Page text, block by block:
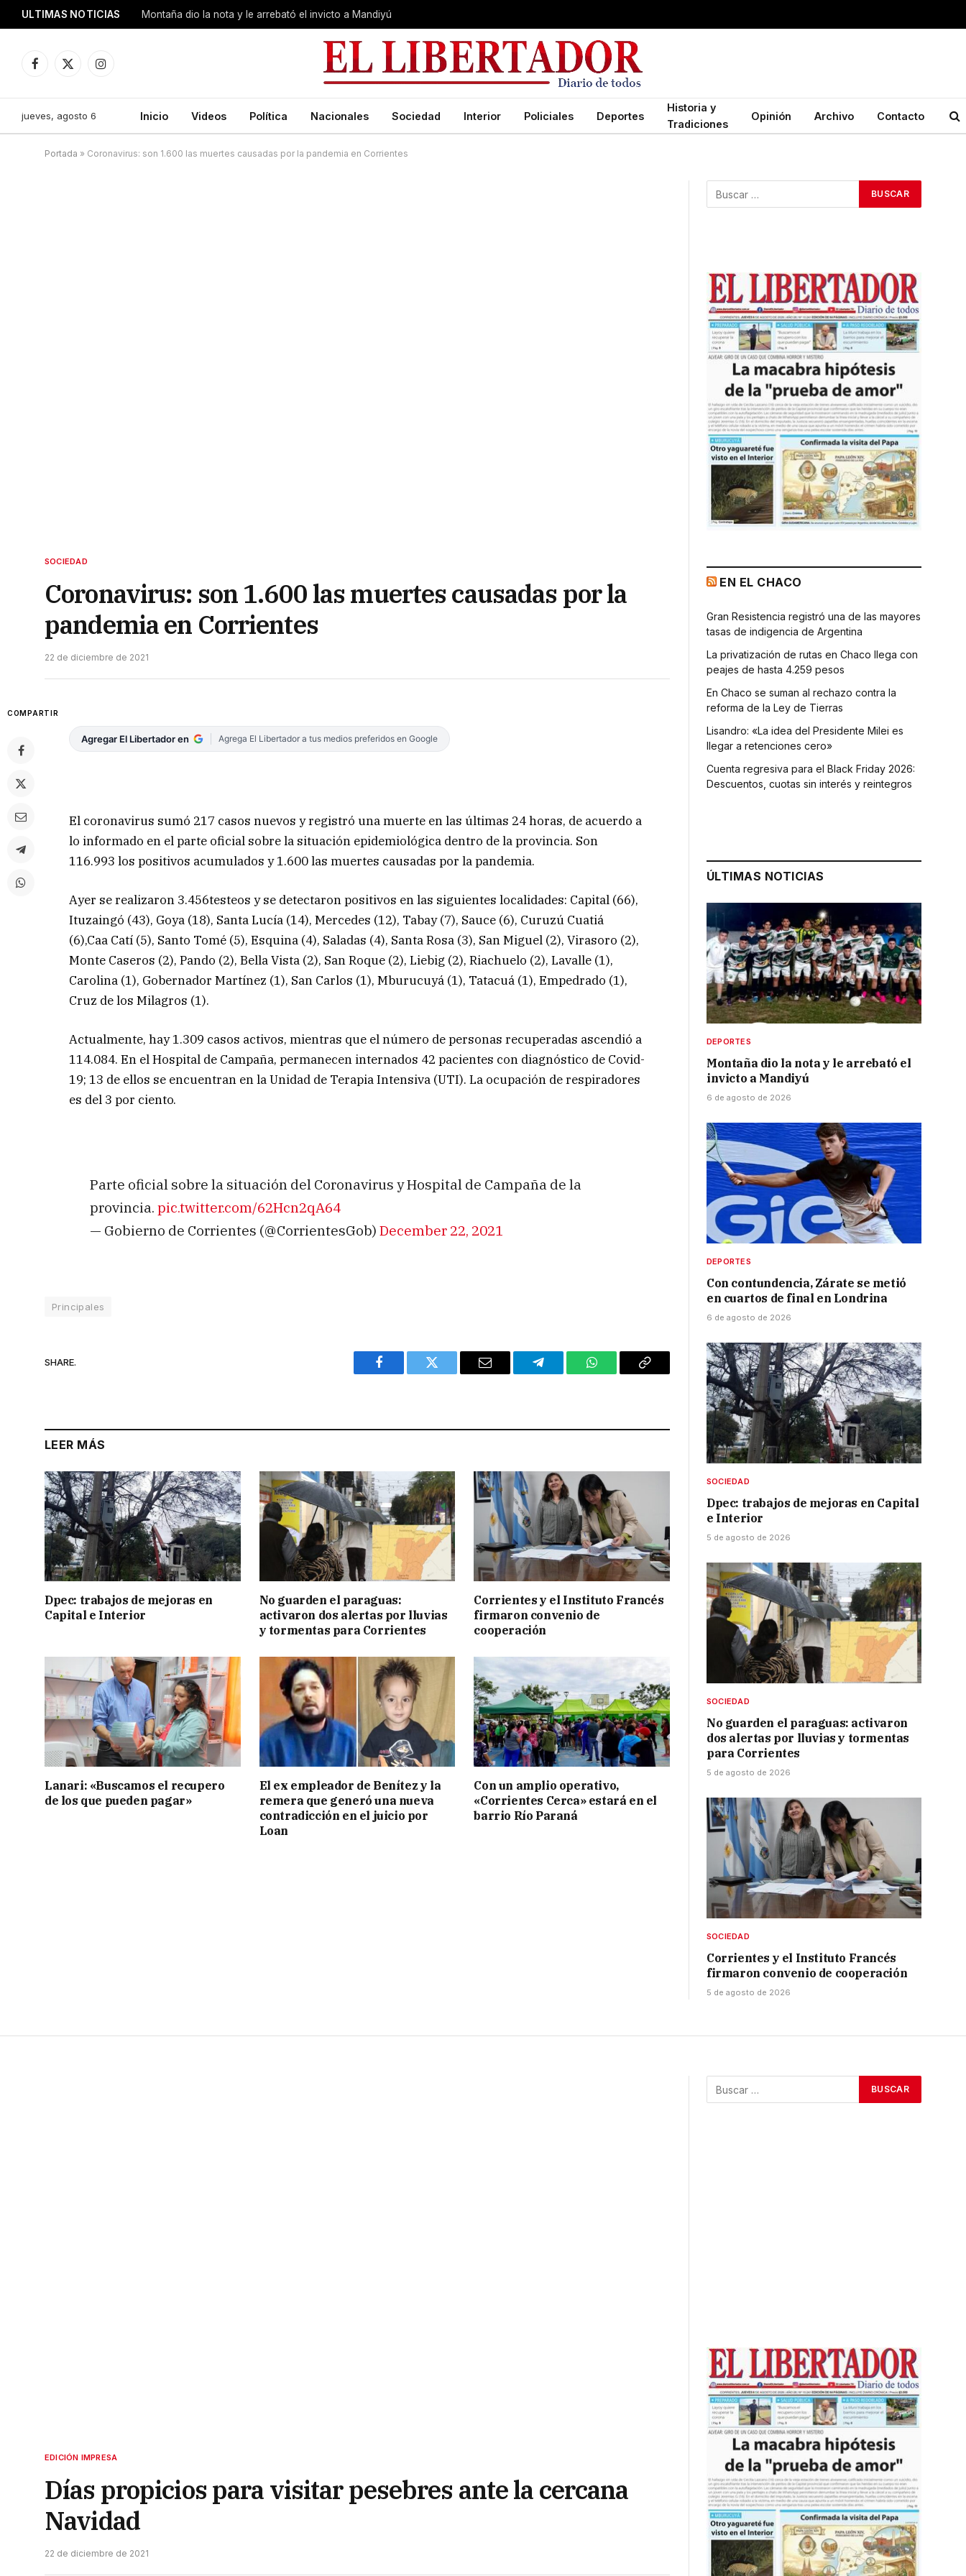
ULTIMAS NOTICIAS Montaña dio la nota y le arrebató el invicto a Mandiyú
Facebook
X
Instagram
jueves, agosto 6 Inicio Videos Política Nacionales Sociedad Interior Policiales Deportes
Historia y
Tradiciones
Opinión Archivo Contacto
Portada » Coronavirus: son 1.600 las muertes causadas por la pandemia en Corrientes
SOCIEDAD
Coronavirus: son 1.600 las muertes causadas por la
pandemia en Corrientes
22 de diciembre de 2021
COMPARTIR
Agregar El Libertador en Agrega El Libertador a tus medios preferidos en Google
El coronavirus sumó 217 casos nuevos y registró una muerte en las últimas 24 horas, de acuerdo a
lo informado en el parte oficial sobre la situación epidemiológica dentro de la provincia. Son
116.993 los positivos acumulados y 1.600 las muertes causadas por la pandemia.
Ayer se realizaron 3.456testeos y se detectaron positivos en las siguientes localidades: Capital (66),
Ituzaingó (43), Goya (18), Santa Lucía (14), Mercedes (12), Tabay (7), Sauce (6), Curuzú Cuatiá
(6),Caa Catí (5), Santo Tomé (5), Esquina (4), Saladas (4), Santa Rosa (3), San Miguel (2), Virasoro (2),
Monte Caseros (2), Pando (2), Bella Vista (2), San Roque (2), Liebig (2), Riachuelo (2), Lavalle (1),
Carolina (1), Gobernador Martínez (1), San Carlos (1), Mburucuyá (1), Tatacuá (1), Empedrado (1),
Cruz de los Milagros (1).
Actualmente, hay 1.309 casos activos, mientras que el número de personas recuperadas ascendió a
114.084. En el Hospital de Campaña, permanecen internados 42 pacientes con diagnóstico de Covid-
19; 13 de ellos se encuentran en la Unidad de Terapia Intensiva (UTI). La ocupación de respiradores
es del 3 por ciento.
Parte oficial sobre la situación del Coronavirus y Hospital de Campaña de la
provincia. pic.twitter.com/62Hcn2qA64
— Gobierno de Corrientes (@CorrientesGob) December 22, 2021
Principales
SHARE.
Facebook Twitter Email Telegram WhatsAppCopy
LEER MÁS
Dpec: trabajos de mejoras en
Capital e Interior
No guarden el paraguas:
activaron dos alertas por lluvias
y tormentas para Corrientes
Corrientes y el Instituto Francés
firmaron convenio de
cooperación
Lanari: «Buscamos el recupero
de los que pueden pagar»
El ex empleador de Benítez y la
remera que generó una nueva
contradicción en el juicio por
Loan
Con un amplio operativo,
«Corrientes Cerca» estará en el
barrio Río Paraná
EN EL CHACO
Gran Resistencia registró una de las mayores
tasas de indigencia de Argentina
La privatización de rutas en Chaco llega con
peajes de hasta 4.259 pesos
En Chaco se suman al rechazo contra la
reforma de la Ley de Tierras
Lisandro: «La idea del Presidente Milei es
llegar a retenciones cero»
Cuenta regresiva para el Black Friday 2026:
Descuentos, cuotas sin interés y reintegros
ÚLTIMAS NOTICIAS
DEPORTES
Montaña dio la nota y le arrebató el
invicto a Mandiyú
6 de agosto de 2026
DEPORTES
Con contundencia, Zárate se metió
en cuartos de final en Londrina
6 de agosto de 2026
SOCIEDAD
Dpec: trabajos de mejoras en Capital
e Interior
5 de agosto de 2026
SOCIEDAD
No guarden el paraguas: activaron
dos alertas por lluvias y tormentas
para Corrientes
5 de agosto de 2026
SOCIEDAD
Corrientes y el Instituto Francés
firmaron convenio de cooperación
5 de agosto de 2026
EDICIÓN IMPRESA
Días propicios para visitar pesebres ante la cercana
Navidad
22 de diciembre de 2021